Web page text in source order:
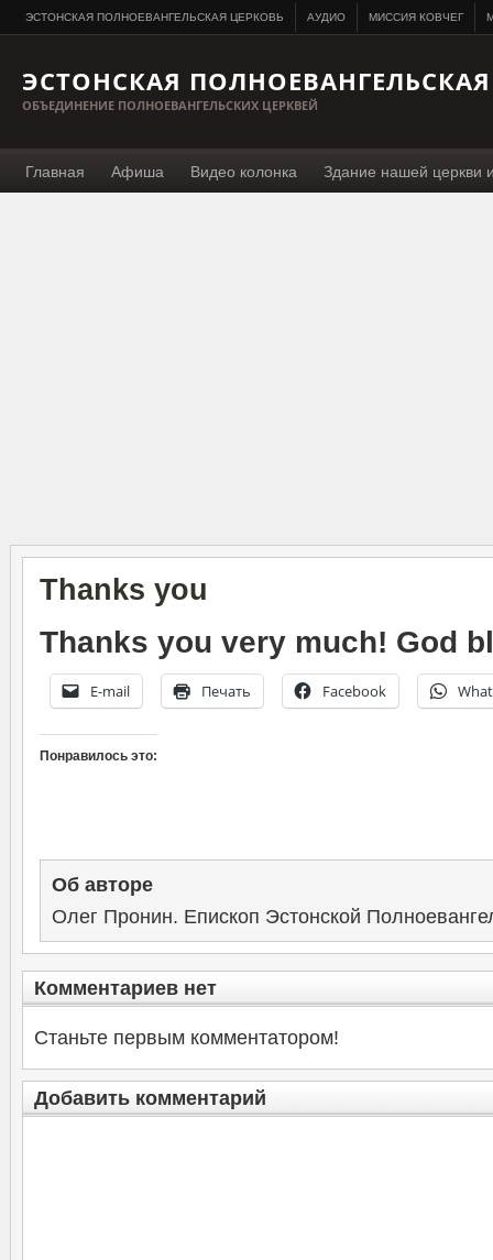
ЭСТОНСКАЯ ПОЛНОЕВАНГЕЛЬСКАЯ ЦЕРКОВЬ АУДИО МИССИЯ КОВЧЕГ
ЭСТОНСКАЯ
ОБЪЕДИНЕНИЕ ПОЛНОЕВАНГЕЛЬСКИХ ЦЕРКВЕЙ
Главная Афиша Видео колонка Здание нашей церкви
Thanks you
Thanks you very much! God
E-mail Печать Facebook
Понравилось это:
Об авторе
Олег Пронин. Епископ Эстонской
Комментариев нет
Станьте первым комментатором!
Добавить комментарий